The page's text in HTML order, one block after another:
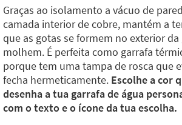
Graças ao isolamento a vácuo de
camada interior de cobre, mantém a
que as gotas se formem no exterior da
molhem. É perfeita como garrafa
porque tem uma tampa de rosca que
fecha hermeticamente. Escolhe a cor
desenha a tua garrafa de água
com o texto e o ícone da tua escolha.